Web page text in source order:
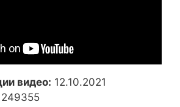
видео: 12.10.2021